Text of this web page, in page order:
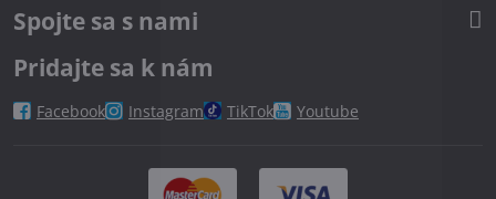
Spojte sa s nami
Pridajte sa k nám
Facebook Instagram TikTok Youtube